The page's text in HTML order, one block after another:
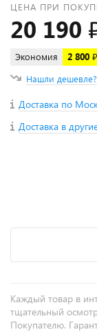
ЦЕНА ПРИ
20 190
Экономия 2 800 ₽
Нашли дешевле?
Доставка по
Доставка в
Каждый товар в
тщательный
Покупателю.